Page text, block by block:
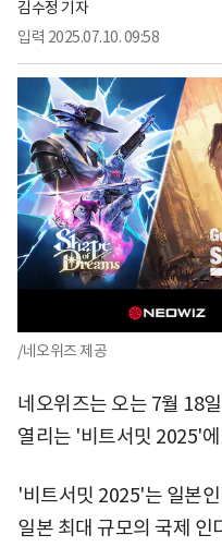
김수정 기자
입력 2025.07.10. 09:58
/네오위즈 제공
네오위즈는 오는 7월 18
열리는 '비트서밋 2025'
'비트서밋 2025'는 일본
일본 최대 규모의 국제 인